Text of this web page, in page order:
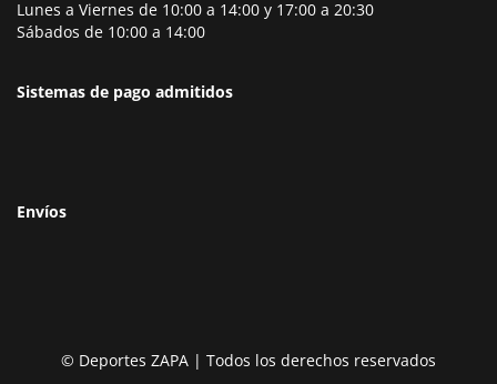
Lunes a Viernes de 10:00 a 14:00 y 17:00 a 20:30
Sábados de 10:00 a 14:00
Sistemas de pago admitidos
Envíos
© Deportes ZAPA | Todos los derechos reservados